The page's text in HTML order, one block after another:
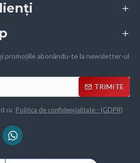
promoțiile abonându-te la newsletter-ul
TRIMITE
cu Politica de confidențialitate - (GDPR)